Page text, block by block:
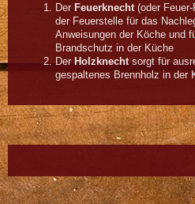
Der Feuerknecht (oder
der Feuerstelle für das
Anweisungen der Köche und
Brandschutz in der Küche
Der Holzknechtsorgt für
gespaltenes Brennholz in der